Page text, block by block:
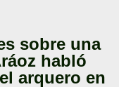
sobre una
habló
arquero en